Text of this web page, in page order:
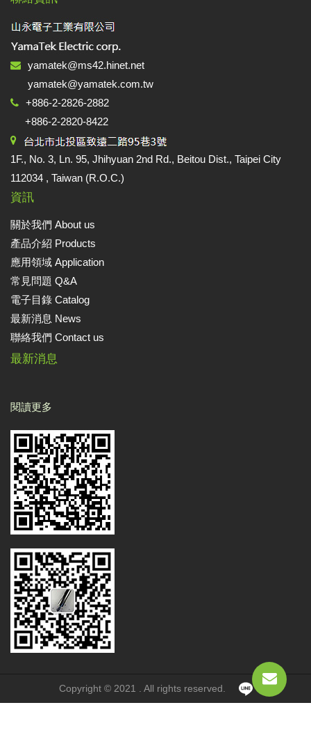
yamatek@ms42.hinet.net
yamatek@yamatek.com.tw
+886-2-2826-2882
+886-2-2820-8422
1F., No. 3, Ln. 95, Jhihyuan 2nd Rd., Beitou Dist., Taipei City
112034 , Taiwan (R.O.C.)
資訊
關於我們 About us
產品介紹 Products
應用領域 Application
常見問題 Q&A
電子目錄 Catalog
最新消息 News
聯絡我們 Contact us
最新消息
閱讀更多
Copyright © 2021 . All rights reserved.